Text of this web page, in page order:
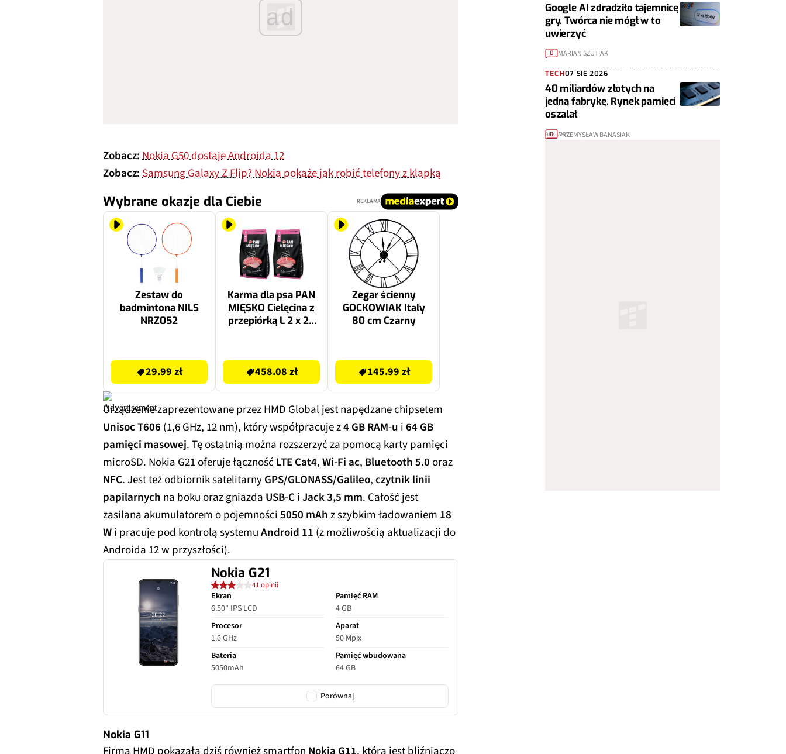
ad
Zobacz:Nokia G50 dostaje Androida 12
Zobacz:Samsung Galaxy Z Flip? Nokia pokaże jak robić telefony z klapką
Wybrane okazje dla Ciebie REKLAMA
Zestaw do
badmintona NILS
NRZ052
29.99 zł
Karma dla psa PAN
MIĘSKO Cielęcina z
przepiórką L 2 x 20
458.08 zł
Zegar ścienny
GOCKOWIAK Italy
80 cm Czarny
145.99 zł
Urządzenie zaprezentowane przez HMD Global jest napędzane chipsetem
Unisoc T606 (1,6 GHz, 12 nm), który współpracuje z4 GB RAM-u i64 GB
pamięci masowej. Tę ostatnią można rozszerzyć za pomocą karty pamięci
microSD. Nokia G21 oferuje łączność LTE Cat4,Wi-Fi ac, Bluetooth 5.0oraz
NFC. Jest też odbiornik satelitarnyGPS/GLONASS/Galileo,czytnik linii
papilarnych na boku oraz gniazda USB-CiJack 3,5 mm. Całość jest
zasilana akumulatorem o pojemności5050 mAhz szybkim ładowaniem 18
Wi pracuje pod kontrolą systemuAndroid 11 (z możliwością aktualizacji do
Androida 12 w przyszłości).
Nokia G21
41 opinii
Ekran
6.50" IPS LCD
Pamięć RAM
4 GB
Procesor
1.6 GHz
Aparat
50 Mpix
Bateria
5050mAh
Pamięć wbudowana
64 GB
Porównaj
Nokia G11
Google AI zdradziło tajemnicę
gry. Twórca nie mógł w to
uwierzyć
0 MARIAN SZUTIAK
TECH07 SIE 2026
40 miliardów złotych na
jedną fabrykę. Rynek pamięci
oszalał
0 PRZEMYSŁAW BANASIAK